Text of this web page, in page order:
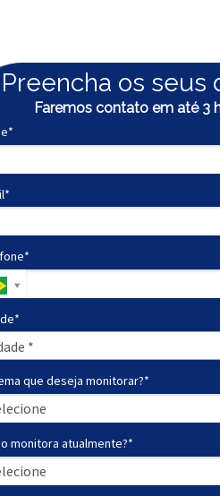
Preencha os seus
Faremos contato em até 3
*
que deseja monitorar?*
monitora atualmente?*